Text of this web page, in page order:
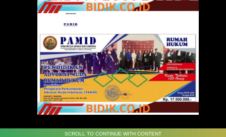
SCROLL TO CONTINUE WITH CONTENT